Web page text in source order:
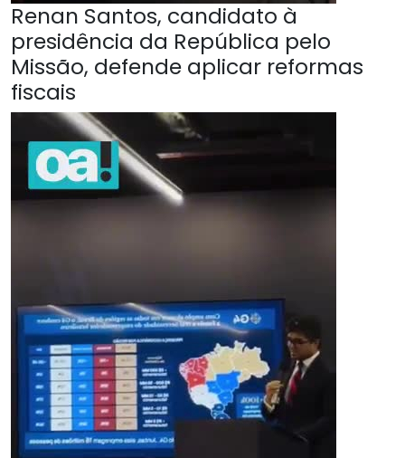
Renan Santos, candidato à
presidência da República pelo
Missão, defende aplicar reformas
fiscais